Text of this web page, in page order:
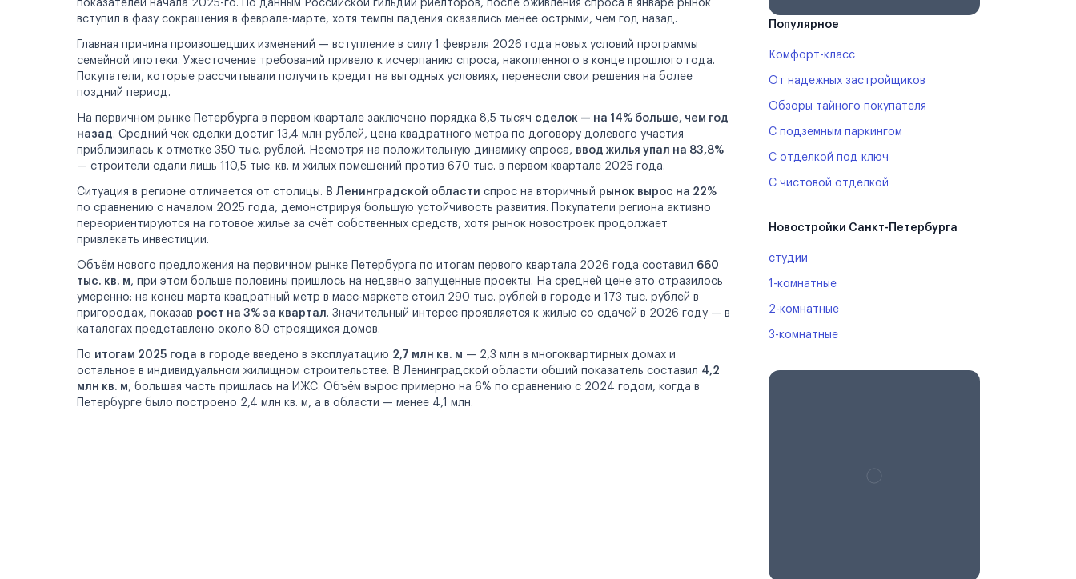
Реклама на сайте
показателей начала 2025-го. По данным Российской гильдии риелторов, после оживления спроса в январе рынок
вступил в фазу сокращения в феврале-марте, хотя темпы падения оказались менее острыми, чем год назад.
Главная причина произошедших изменений — вступление в силу 1 февраля 2026 года новых условий программы
семейной ипотеки. Ужесточение требований привело к исчерпанию спроса, накопленного в конце прошлого года.
Покупатели, которые рассчитывали получить кредит на выгодных условиях, перенесли свои решения на более
поздний период.
На первичном рынке Петербурга в первом квартале заключено порядка 8,5 тысяч сделок — на 14% больше, чем год
назад. Средний чек сделки достиг 13,4 млн рублей, цена квадратного метра по договору долевого участия
приблизилась к отметке 350 тыс. рублей. Несмотря на положительную динамику спроса, ввод жилья упал на 83,8%
— строители сдали лишь 110,5 тыс. кв. м жилых помещений против 670 тыс. в первом квартале 2025 года.
Ситуация в регионе отличается от столицы. В Ленинградской области спрос на вторичный рынок вырос на 22%
по сравнению с началом 2025 года, демонстрируя большую устойчивость развития. Покупатели региона активно
переориентируются на готовое жилье за счёт собственных средств, хотя рынок новостроек продолжает
привлекать инвестиции.
Объём нового предложения на первичном рынке Петербурга по итогам первого квартала 2026 года составил 660
тыс. кв. м, при этом больше половины пришлось на недавно запущенные проекты. На средней цене это отразилось
умеренно: на конец марта квадратный метр в масс-маркете стоил 290 тыс. рублей в городе и 173 тыс. рублей в
пригородах, показав рост на 3% за квартал. Значительный интерес проявляется к жилью со сдачей в 2026 году — в
каталогах представлено около 80 строящихся домов.
По итогам 2025 года в городе введено в эксплуатацию 2,7 млн кв. м — 2,3 млн в многоквартирных домах и
остальное в индивидуальном жилищном строительстве. В Ленинградской области общий показатель составил 4,2
млн кв. м, большая часть пришлась на ИЖС. Объём вырос примерно на 6% по сравнению с 2024 годом, когда в
Петербурге было построено 2,4 млн кв. м, а в области — менее 4,1 млн.
Популярное
Комфорт-класс
От надежных застройщиков
Обзоры тайного покупателя
С подземным паркингом
С отделкой под ключ
С чистовой отделкой
Новостройки Санкт-Петербурга
студии
1-комнатные
2-комнатные
3-комнатные